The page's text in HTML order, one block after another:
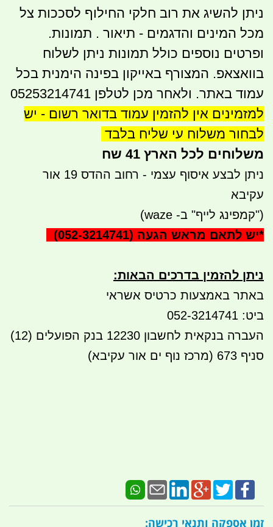
ניתן להשיג את רוב חלקי החילוף לסככות צל
מכל המינים והדגמים - תיאור . תמונות.
ופרטים נוספים כולל תמונות ניתן לשלוח
בוואצאפ. המצורף באייקון בפינה הימנית בכל
עמוד באתר. ולאחר מכן לטלפן 05253214741
למזמינים אין להזמין עמוד בדואר רשום - יש
לבחור משלוח עי שליח בלבד
משלוחים לכל הארץ 41 שח
ניתן לבצע איסוף עצמי - רחוב ההדס 19 אור
עקיבא
("קמפינג לייף" ב- waze)
*יש לתאם מראש הגעה (052-3214741)
ניתן להזמין בדרכים הבאות:
באתר באמצעות כרטיס אשראי
ביט: 052-3214741
העברה בנקאית לחשבון 12230 בנק הפועלים (12)
סניף 673 (מרכז נוף ים אור עקיבא)
זמן אספקה ותנאי רכישה: